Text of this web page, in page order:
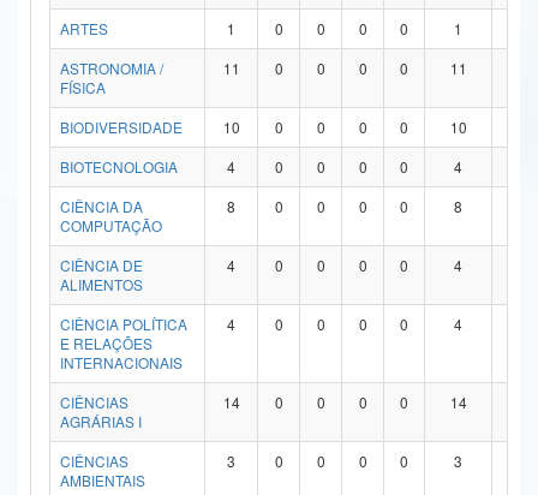
Secretaria de Governo
Advocacia-Geral da União
Banco Central do Brasil
ARTES 1 0 0 0 0 1
ASTRONOMIA /
FÍSICA
11 0 0 0 0 11
BIODIVERSIDADE 10 0 0 0 0 10
BIOTECNOLOGIA
4 0 0 0 0 4
CIÊNCIA DA
COMPUTAÇÃO
8 0 0 0 0 8
CIÊNCIA DE
ALIMENTOS
4 0 0 0 0 4
CIÊNCIA POLÍTICA
E RELAÇÕES
INTERNACIONAIS
4 0 0 0 0 4
CIÊNCIAS
AGRÁRIAS I
14 0 0 0 0 14
CIÊNCIAS
AMBIENTAIS
3 0 0 0 0 3